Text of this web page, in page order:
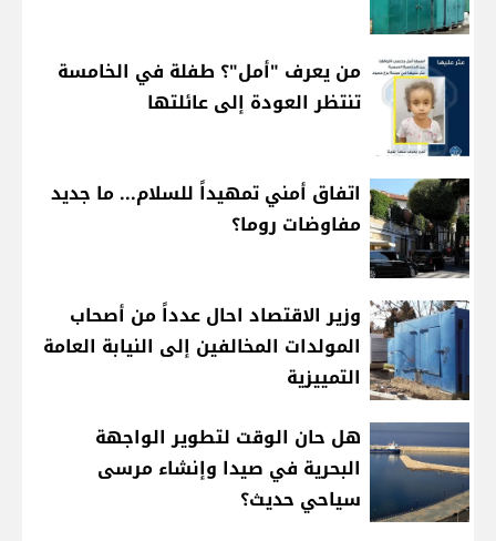
من يعرف "أمل"؟ طفلة في الخامسة
تنتظر العودة إلى عائلتها
اتفاق أمني تمهيداً للسلام... ما جديد
مفاوضات روما؟
وزير الاقتصاد احال عدداً من أصحاب
المولدات المخالفين إلى النيابة العامة
التمييزية
هل حان الوقت لتطوير الواجهة
البحرية في صيدا وإنشاء مرسى
سياحي حديث؟